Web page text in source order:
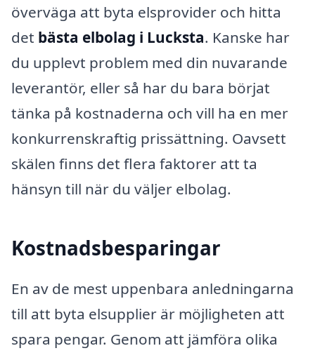
överväga att byta elsprovider och hitta
det bästa elbolag i Lucksta. Kanske har
du upplevt problem med din nuvarande
leverantör, eller så har du bara börjat
tänka på kostnaderna och vill ha en mer
konkurrenskraftig prissättning. Oavsett
skälen finns det flera faktorer att ta
hänsyn till när du väljer elbolag.
Kostnadsbesparingar
En av de mest uppenbara anledningarna
till att byta elsupplier är möjligheten att
spara pengar. Genom att jämföra olika